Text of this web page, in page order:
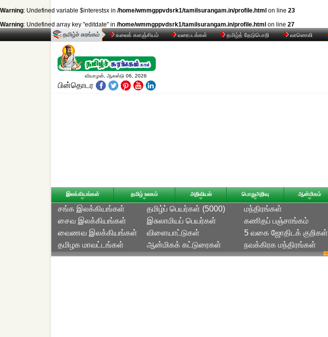
Warning: Undefined variable $interestsx in /home/wmmgppvdsrk1/tamilsurangam.in/profile.html on line 23
Warning: Undefined array key "editdate" in /home/wmmgppvdsrk1/tamilsurangam.in/profile.html on line 27
தமிழ்ச் சுரங்கம்
கலைக் களஞ்சியம் வரைபடங்கள் தமிழ்த் தேடுபொறி வானொலி
வியாழன், ஆகஸ்டு 06, 2026
பின்தொடர
இலக்கியங்கள் தமிழ் உலகம் அறிவியல் பொதுஅறிவு ஆன்மிகம்
சங்க இலக்கியங்கள்
சைவ இலக்கியங்கள்
வைணவ இலக்கியங்கள்
தமிழக மாவட்டங்கள்
தமிழ்ப் பெயர்கள் (5000)
இசுலாமியப் பெயர்கள்
விளையாட்டுகள்
ஆன்மிகக் கட்டுரைகள்
மந்திரங்கள்
கணிதப் பஞ்சாங்கம்
5 வகை ஜோதிடக் குறிகள்
நவக்கிரக மந்திரங்கள்